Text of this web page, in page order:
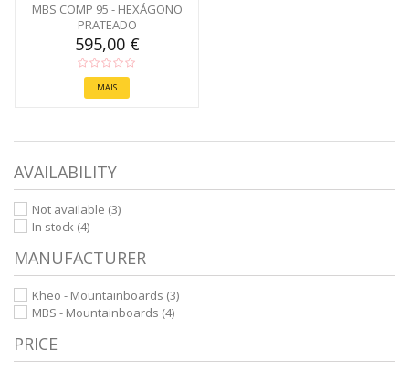
MBS COMP 95 - HEXÁGONO
PRATEADO
595,00 €
MAIS
AVAILABILITY
Not available (3)
In stock (4)
MANUFACTURER
Kheo - Mountainboards (3)
MBS - Mountainboards (4)
PRICE